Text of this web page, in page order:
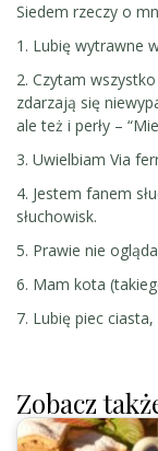
Siedem rzeczy o
1. Lubię wytrawne
2. Czytam
zdarzają się
ale też i perły –
3. Uwielbiam Via
4. Jestem fanem
słuchowisk.
5. Prawie nie
6. Mam kota
7. Lubię piec
Zobacz